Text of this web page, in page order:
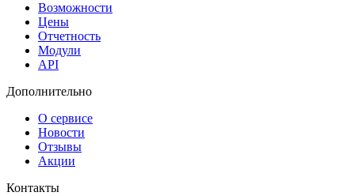
Возможности
Цены
Отчетность
Модули
API
Дополнительно
О сервисе
Новости
Отзывы
Акции
Контакты